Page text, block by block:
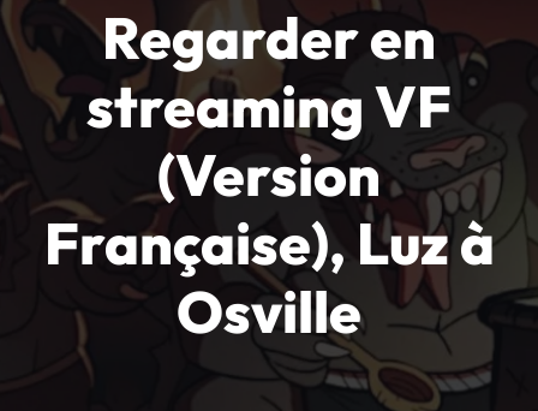
Regarder en
streaming VF
(Version
Française), Luz à
Osville